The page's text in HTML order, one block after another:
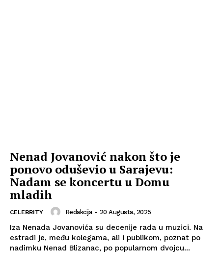
Nenad Jovanović nakon što je
ponovo oduševio u Sarajevu:
Nadam se koncertu u Domu
mladih
CELEBRITY Redakcija - 20 Augusta, 2025
Iza Nenada Jovanovića su decenije rada u muzici. Na
estradi je, među kolegama, ali i publikom, poznat po
nadimku Nenad Blizanac, po popularnom dvojcu...